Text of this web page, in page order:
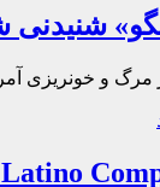
شنیدنی
و خونریزی